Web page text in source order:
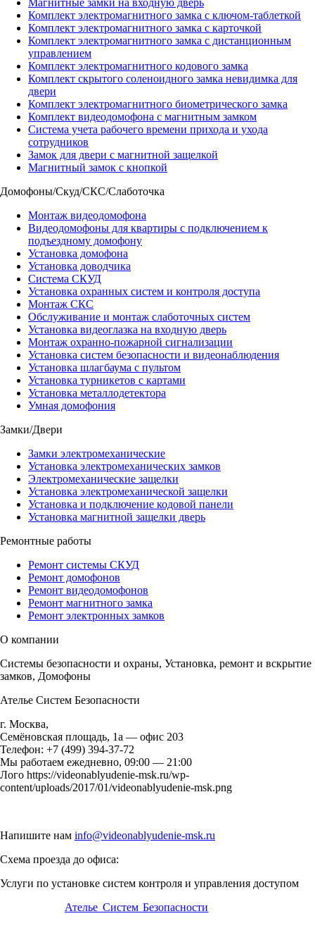
Комплект электромагнитного замка с ключом-таблеткой
Комплект электромагнитного замка с карточкой
Комплект электромагнитного замка с дистанционным
управлением
Комплект электромагнитного кодового замка
Комплект скрытого соленоидного замка невидимка для
двери
Комплект электромагнитного биометрического замка
Комплект видеодомофона с магнитным замком
Система учета рабочего времени прихода и ухода
сотрудников
Замок для двери с магнитной защелкой
Магнитный замок с кнопкой
Домофоны/Скуд/СКС/Слаботочка
Монтаж видеодомофона
Видеодомофоны для квартиры с подключением к
подъездному домофону
Установка домофона
Установка доводчика
Система СКУД
Установка охранных систем и контроля доступа
Монтаж СКС
Обслуживание и монтаж слаботочных систем
Установка видеоглазка на входную дверь
Монтаж охранно-пожарной сигнализации
Установка систем безопасности и видеонаблюдения
Установка шлагбаума с пультом
Установка турникетов с картами
Установка металлодетектора
Умная домофония
Замки/Двери
Замки электромеханические
Установка электромеханических замков
Электромеханические защелки
Установка электромеханической защелки
Установка и подключение кодовой панели
Установка магнитной защелки дверь
Ремонтные работы
Ремонт системы СКУД
Ремонт домофонов
Ремонт видеодомофонов
Ремонт магнитного замка
Ремонт электронных замков
О компании
Системы безопасности и охраны, Установка, ремонт и вскрытие
замков, Домофоны
Ателье Систем Безопасности
г. Москва,
Семёновская площадь, 1а — офис 203
Телефон: +7 (499) 394-37-72
Мы работаем ежедневно, 09:00 — 21:00
Лого https://videonablyudenie-msk.ru/wp-
content/uploads/2017/01/videonablyudenie-msk.png
Напишите нам info@videonablyudenie-msk.ru
Схема проезда до офиса:
Услуги по установке систем контроля и управления доступом
Ателье Систем Безопасности